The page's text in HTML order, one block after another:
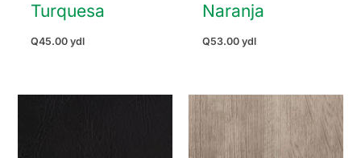
Turquesa
Q45.00 ydl
Naranja
Q53.00 ydl